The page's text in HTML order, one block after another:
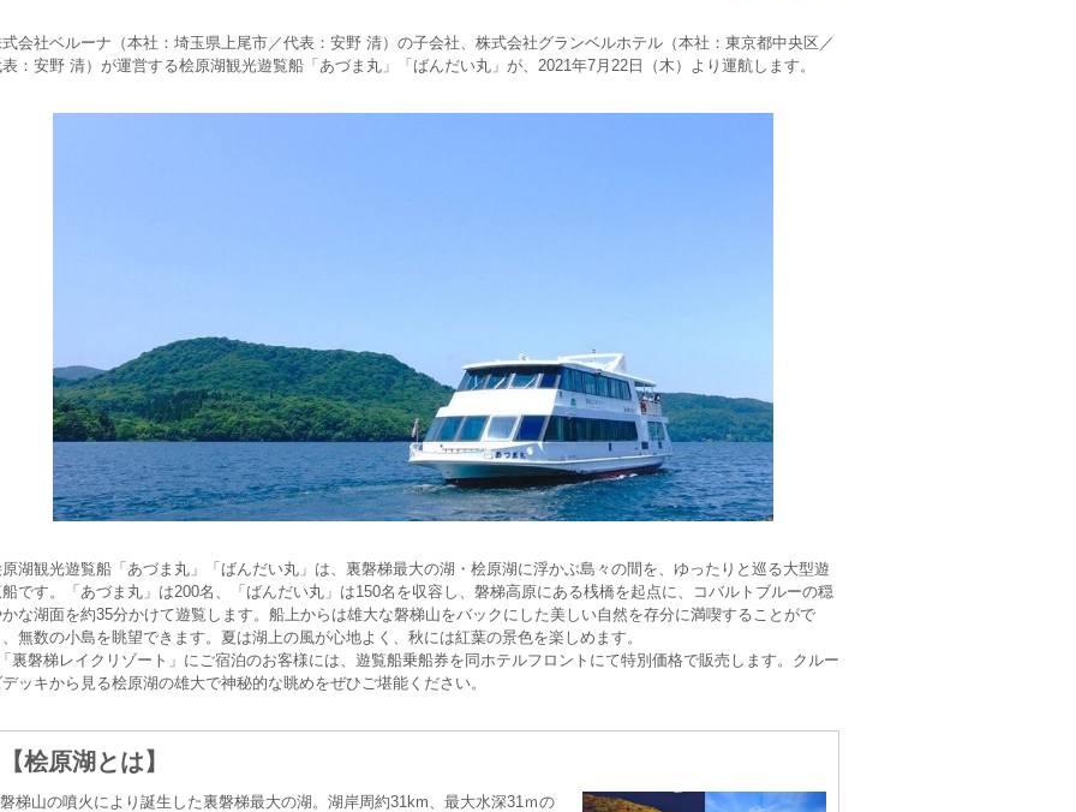
会社ベルーナ（本社：埼玉県上尾市／代表：安野 清）の子会社、株式会社グランベルホテル（本社：東京都中央区／
：安野 清）が運営する桧原湖観光遊覧船「あづま丸」「ばんだい丸」が、2021年7月22日（木）より運航します。
湖観光遊覧船「あづま丸」「ばんだい丸」は、裏磐梯最大の湖・桧原湖に浮かぶ島々の間を、ゆったりと巡る大型遊
です。「あづま丸」は200名、「ばんだい丸」は150名を収容し、磐梯高原にある桟橋を起点に、コバルトブルーの穏
な湖面を約35分かけて遊覧します。船上からは雄大な磐梯山をバックにした美しい自然を存分に満喫することがで
無数の小島を眺望できます。夏は湖上の風が心地よく、秋には紅葉の景色を楽しめます。
磐梯レイクリゾート」にご宿泊のお客様には、遊覧船乗船券を同ホテルフロントにて特別価格で販売します。クルー
ッキから見る桧原湖の雄大で神秘的な眺めをぜひご堪能ください。
【桧原湖とは】
磐梯山の噴火により誕生した裏磐梯最大の湖。湖岸周約31km、最大水深31ｍの